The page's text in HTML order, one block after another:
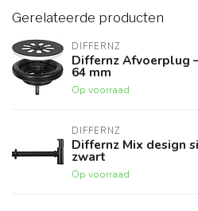
Gerelateerde producten
DIFFERNZ
Differnz Afvoerplug
64 mm
Op voorraad
DIFFERNZ
Differnz Mix design
zwart
Op voorraad